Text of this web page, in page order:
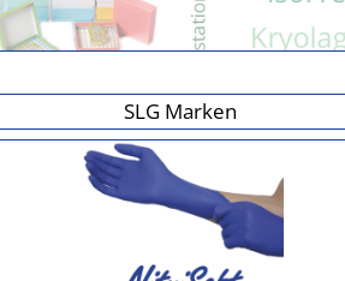
SLG Marken